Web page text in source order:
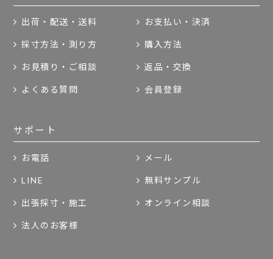
出荷・配送・送料 お支払い・決済
採寸方法・測り方 購入方法
お見積り・ご相談 返品・交換
よくある質問 会員登録
サポート
お電話 メール
LINE 無料サンプル
出張採寸・施工 オンライン相談
法人のお客様